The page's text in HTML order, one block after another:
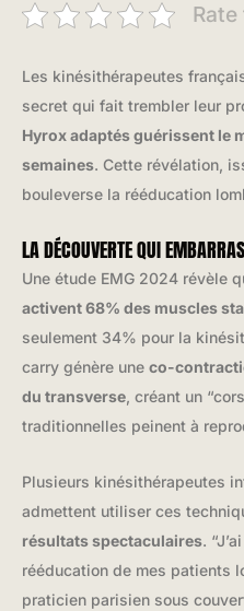
Les kinésithérapeutes
secret qui fait trembler leur
Hyrox adaptés guérissent le
semaines. Cette révélation,
bouleverse la rééducation
LA DÉCOUVERTE QUI
Une étude EMG 2024 révèle
activent 68% des muscles
seulement 34% pour la
carry génère une co-
du transverse , créant un
traditionnelles peinent à
Plusieurs kinésithérapeutes
admettent utiliser ces
résultats spectaculaires.
rééducation de mes patients
praticien parisien sous